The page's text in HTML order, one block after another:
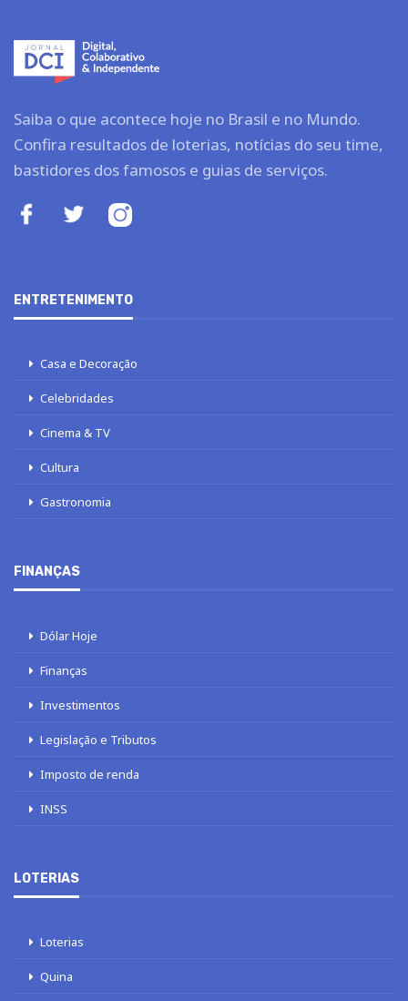
Saiba o que acontece hoje no Brasil e no Mundo.
Confira resultados de loterias, notícias do seu time,
bastidores dos famosos e guias de serviços.
ENTRETENIMENTO
Casa e Decoração
Celebridades
Cinema & TV
Cultura
Gastronomia
FINANÇAS
Dólar Hoje
Finanças
Investimentos
Legislação e Tributos
Imposto de renda
INSS
LOTERIAS
Loterias
Quina